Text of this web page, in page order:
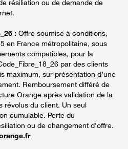
résiliation ou de demande de
: Offre soumise à conditions,
en France métropolitaine, sous
compatibles, pour la
par des clients
maximum, sur présentation d’une
Remboursement différé de
Orange après validation de la
révolus du client. Un seul
cumulable. Perte du
ou de changement d’offre.